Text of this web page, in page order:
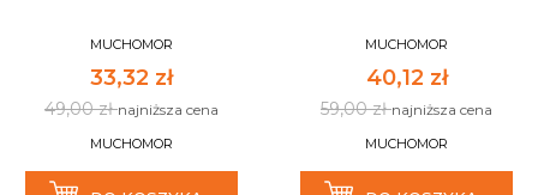
MUCHOMOR
33,32 zł
49,00 złnajniższa cena
MUCHOMOR
MUCHOMOR
40,12 zł
59,00 złnajniższa cena
MUCHOMOR